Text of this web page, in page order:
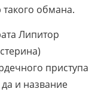
обмана.
Липитор
приступа
и название